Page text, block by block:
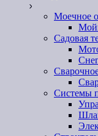
Моечное
Садовая
Системы